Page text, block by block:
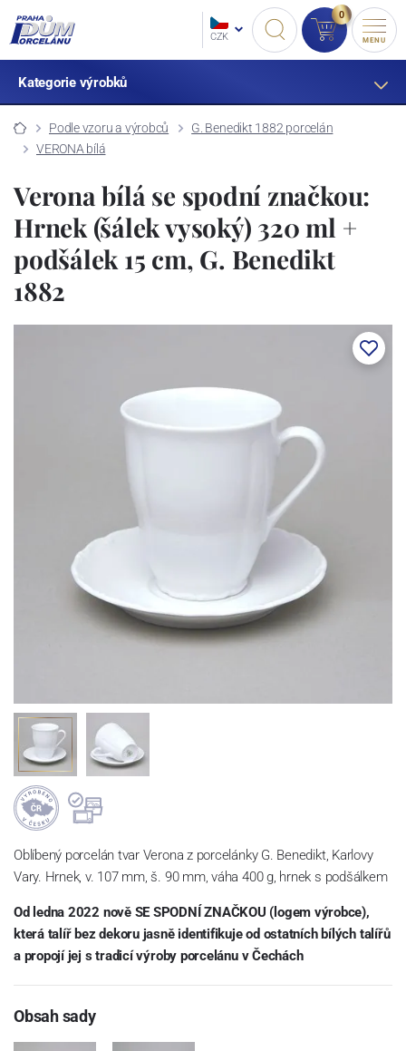
CZK
0
MENU
Kategorie výrobků
Podle vzoru a výrobců
G. Benedikt 1882 porcelán
VERONA bílá
Verona bílá se spodní značkou:
Hrnek (šálek vysoký) 320 ml +
podšálek 15 cm, G. Benedikt
1882
Oblíbený porcelán tvar Verona z porcelánky G. Benedikt, Karlovy
Vary. Hrnek, v. 107 mm, š. 90 mm, váha 400 g, hrnek s podšálkem
Od ledna 2022 nově SE SPODNÍ ZNAČKOU (logem výrobce),
která talíř bez dekoru jasně identifikuje od ostatních bílých talířů
a propojí jej s tradicí výroby porcelánu v Čechách
Obsah sady